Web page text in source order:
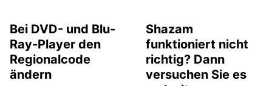
Bei DVD- und Blu-
Ray-Player den
Regionalcode
ändern
Shazam
funktioniert nicht
richtig? Dann
versuchen Sie es